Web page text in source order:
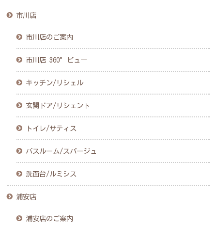
市川店
市川店のご案内
市川店 360°ビュー
キッチン/リシェル
玄関ドア/リシェント
トイレ/サティス
バスルーム/スパージュ
洗面台/ルミシス
浦安店
浦安店のご案内